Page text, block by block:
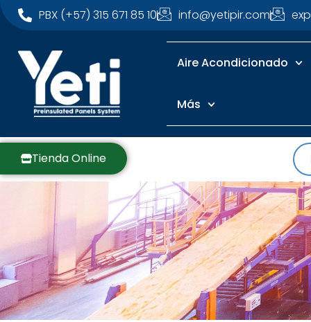
PBX (+57) 315 671 85 10 info@yetipir.com
Aire Acondicionado
Más
Tienda Online